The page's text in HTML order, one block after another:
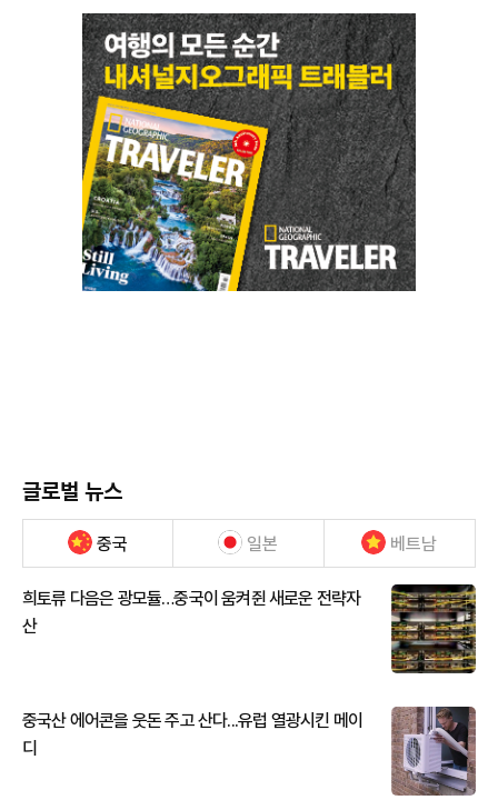
글로벌 뉴스
중국 일본 베트남
희토류 다음은 광모듈…중국이 움켜쥔 새로운 전략자
산
중국산 에어콘을 웃돈 주고 산다...유럽 열광시킨 메이
디